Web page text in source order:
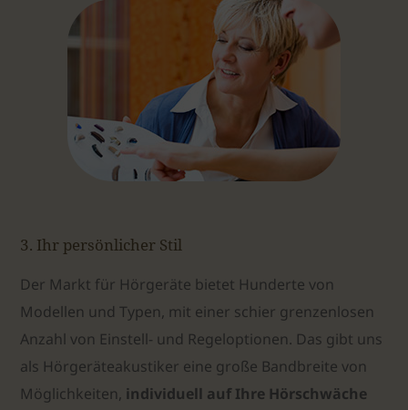
3. Ihr persönlicher Stil
Der Markt für Hörgeräte bietet Hunderte von
Modellen und Typen, mit einer schier grenzenlosen
Anzahl von Einstell- und Regeloptionen. Das gibt uns
als Hörgeräteakustiker eine große Bandbreite von
Möglichkeiten, individuell auf Ihre Hörschwäche